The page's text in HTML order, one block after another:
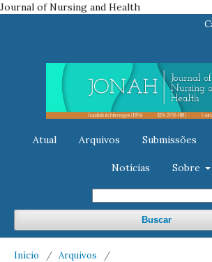
Journal of Nursing and Health
Atual Arquivos Submissões
Notícias Sobre
Buscar
Início / Arquivos
/